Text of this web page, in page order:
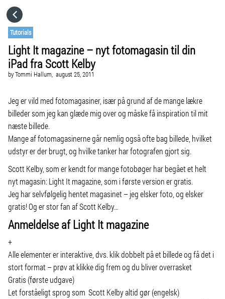
Tutorials
Light It magazine – nyt fotomagasin til din
iPad fra Scott Kelby
byTommi Hallum, august 25, 2011
Jeg er vild med fotomagasiner, især på grund af de mange lækre
billeder som jeg kan glæde mig over og måske få inspiration til mit
næste billede.
Mange af fotomagasinerne går nemlig også ofte bag billede, hvilket
udstyr er der brugt, og hvilke tanker har fotografen gjort sig.
Scott Kelby, som er kendt for mange fotobøger har begået et helt
nyt magasin: Light It magazine, som i første version er gratis.
Jeg har selvfølgelig hentet magasinet – jeg elsker foto, og elsker
gratis! Og er stor fan af Scott Kelby…
Anmeldelse af Light It magazine
+
Alle elementer er interaktive, dvs. klik dobbelt på et billede og få det i
stort format – prøv at klikke dig frem og du bliver overrasket
Gratis (første udgave)
Let forståeligt sprog som Scott Kelby altid gør (engelsk)
CATEGORIES
VISIT WEBSITE